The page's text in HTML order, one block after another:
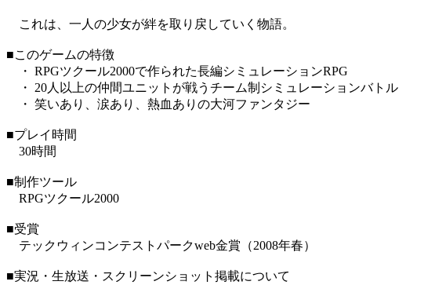
これは、一人の少女が絆を取り戻していく物語。
■このゲームの特徴
・ RPGツクール2000で作られた長編シミュレーションRPG
・ 20人以上の仲間ユニットが戦うチーム制シミュレーションバトル
・ 笑いあり、涙あり、熱血ありの大河ファンタジー
■プレイ時間
30時間
■制作ツール
RPGツクール2000
■受賞
テックウィンコンテストパークweb金賞（2008年春）
■実況・生放送・スクリーンショット掲載について